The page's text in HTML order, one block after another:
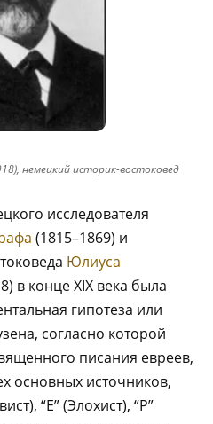
немецкий историк-востоковед
исследователя
(1815–1869) и
Юлиуса
в конце XIX века была
гипотеза или
согласно которой
писания евреев,
основных источников,
“E” (Элохист), “P”